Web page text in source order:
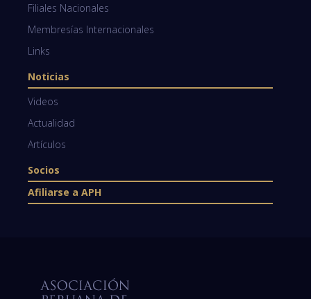
Filiales Nacionales
Membresías Internacionales
Links
Noticias
Videos
Actualidad
Artículos
Socios
Afiliarse a APH